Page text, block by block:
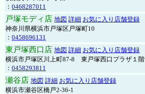
： 0468287011
戸塚モディ店 地図 詳細 お気に入り店舗登録
神奈川県横浜市戸塚区戸塚町10
： 0458696131
東戸塚西口店 地図 詳細 お気に入り店舗登録
横浜市戸塚区川上町87-8 東戸塚西口プラザ１階
： 0458293811
瀬谷店 地図 詳細 お気に入り店舗登録
横浜市瀬谷区橋戸2-36-1